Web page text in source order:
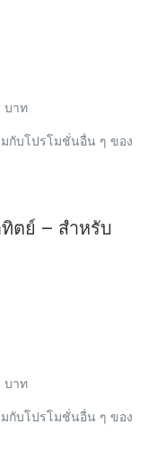
บาท
กับโปรโมชั่นอื่น ๆ ของ
ตย์ – สำหรับ
บาท
กับโปรโมชั่นอื่น ๆ ของ